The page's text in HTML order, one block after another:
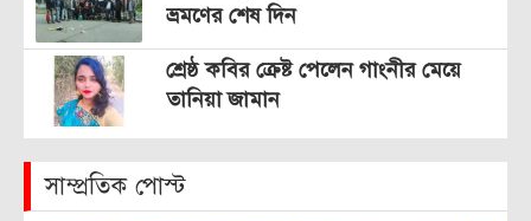
ভ্রমণের শেষ দিন
শ্রেষ্ঠ কবির ক্রেষ্ট পেলেন গাংনীর মেয়ে
তানিয়া জামান
সাম্প্রতিক পোস্ট